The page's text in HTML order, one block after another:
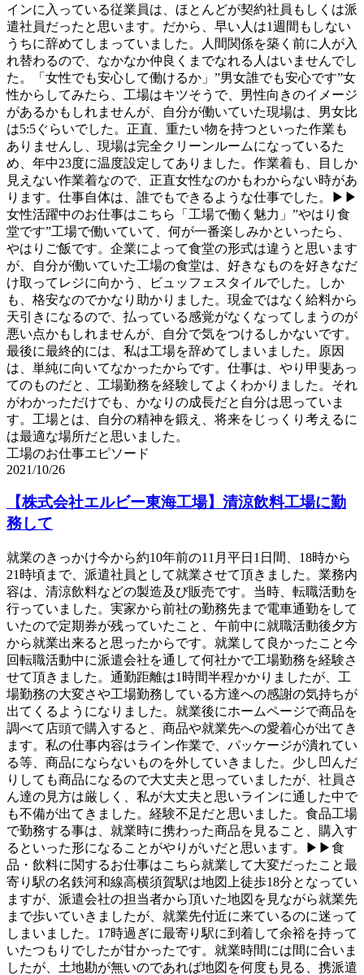
インに入っている従業員は、ほとんどが契約社員もしくは派
遣社員だったと思います。だから、早い人は1週間もしない
うちに辞めてしまっていました。人間関係を築く前に人が入
れ替わるので、なかなか仲良くまでなれる人はいませんでし
た。「女性でも安心して働けるか」”男女誰でも安心です”女
性からしてみたら、工場はキツそうで、男性向きのイメージ
があるかもしれませんが、自分が働いていた現場は、男女比
は5:5ぐらいでした。正直、重たい物を持つといった作業も
ありませんし、現場は完全クリーンルームになっているた
め、年中23度に温度設定してありました。作業着も、目しか
見えない作業着なので、正直女性なのかもわからない時があ
ります。仕事自体は、誰でもできるような仕事でした。▶▶
女性活躍中のお仕事はこちら「工場で働く魅力」”やはり食
堂です”工場で働いていて、何が一番楽しみかといったら、
やはりご飯です。企業によって食堂の形式は違うと思います
が、自分が働いていた工場の食堂は、好きなものを好きなだ
け取ってレジに向かう、ビュッフェスタイルでした。しか
も、格安なのでかなり助かりました。現金ではなく給料から
天引きになるので、払っている感覚がなくなってしまうのが
悪い点かもしれませんが、自分で気をつけるしかないです。
最後に最終的には、私は工場を辞めてしまいました。原因
は、単純に向いてなかったからです。仕事は、やり甲斐あっ
てのものだと、工場勤務を経験してよくわかりました。それ
がわかっただけでも、かなりの成長だと自分は思っていま
す。工場とは、自分の精神を鍛え、将来をじっくり考えるに
は最適な場所だと思いました。
工場のお仕事エピソード
2021/10/26
【株式会社エルビー東海工場】清涼飲料工場に勤
務して
就業のきっかけ今から約10年前の11月平日1日間、18時から
21時頃まで、派遣社員として就業させて頂きました。業務内
容は、清涼飲料などの製造及び販売です。当時、転職活動を
行っていました。実家から前社の勤務先まで電車通勤をして
いたので定期券が残っていたこと、午前中に就職活動後夕方
から就業出来ると思ったからです。就業して良かったこと今
回転職活動中に派遣会社を通して何社かで工場勤務を経験さ
せて頂きました。通勤距離は1時間半程かかりましたが、工
場勤務の大変さや工場勤務している方達への感謝の気持ちが
出てくるようになりました。就業後にホームページで商品を
調べて店頭で購入すると、商品や就業先への愛着心が出てき
ます。私の仕事内容はライン作業で、パッケージが潰れてい
る等、商品にならないものを外していきました。少し凹んだ
りしても商品になるので大丈夫と思っていましたが、社員さ
ん達の見方は厳しく、私が大丈夫と思いラインに通した中で
も不備が出てきました。経験不足だと思いました。食品工場
で勤務する事は、就業時に携わった商品を見ること、購入す
るといった形になることがやりがいだと思います。▶▶食
品・飲料に関するお仕事はこちら就業して大変だったこと最
寄り駅の名鉄河和線高横須賀駅は地図上徒歩18分となってい
ますが、派遣会社の担当者から頂いた地図を見ながら就業先
まで歩いていきましたが、就業先付近に来ているのに迷って
しまいました。17時過ぎに最寄り駅に到着して余裕を持って
いたつもりでしたが甘かったです。就業時間には間に合いま
したが、土地勘が無いのであれば地図を何度も見る、携派遣